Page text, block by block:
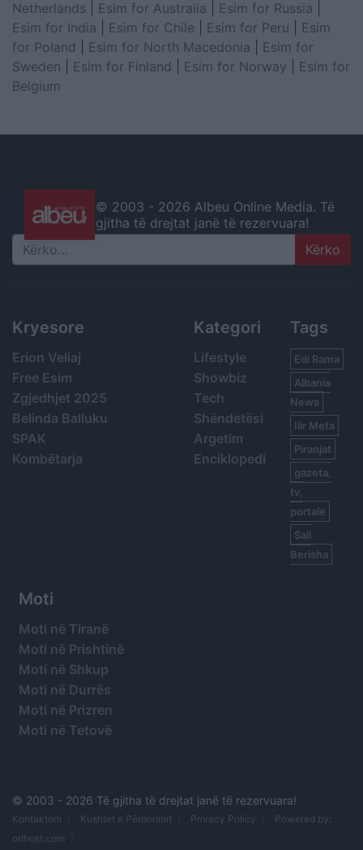
Netherlands
Esim for Australia Esim for Russia
Esim for India
Esim for Chile Esim for Peru
Esim
for Poland
Esim for North Macedonia
Esim for
Sweden
Esim for Finland Esim for Norway
Esim for
Belgium
© 2003 - 2026 Albeu Online Media. Të
gjitha të drejtat janë të rezervuara!
Search
Kryesore
Erion Veliaj
Free Esim
Zgjedhjet 2025
Belinda Balluku
SPAK
Kombëtarja
Kategori
Lifestyle
Showbiz
Tech
Shëndetësi
Argetim
Enciklopedi
Tags
Edi Rama
Albania
News
Ilir Meta
Piranjat
gazeta,
tv,
portale
Sali
Berisha
Moti
Moti në Tiranë
Moti në Prishtinë
Moti në Shkup
Moti në Durrës
Moti në Prizren
Moti në Tetovë
© 2003 - 2026 Të gjitha të drejtat janë të rezervuara!
Kontaktoni Kushtet e Përdorimit Privacy Policy
Powered by:
orihost.com